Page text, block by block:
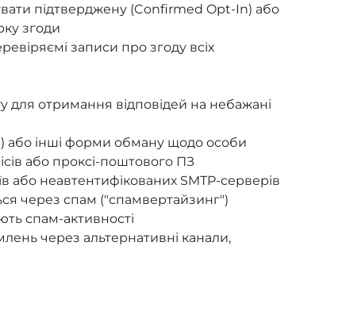
підтверджену (Confirmed Opt-In) або
згоди
записи про згоду всіх
для отримання відповідей на небажані
або інші форми обману щодо особи
або проксі-поштового ПЗ
або неавтентифікованих SMTP-серверів
через спам ("спамвертайзинг")
спам-активності
через альтернативні канали,